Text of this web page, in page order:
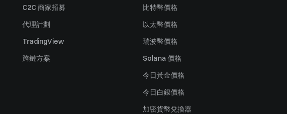
C2C 商家招募
代理計劃
TradingView
跨鏈方案
比特幣價格
以太幣價格
瑞波幣價格
Solana 價格
今日黃金價格
今日白銀價格
加密貨幣兌換器